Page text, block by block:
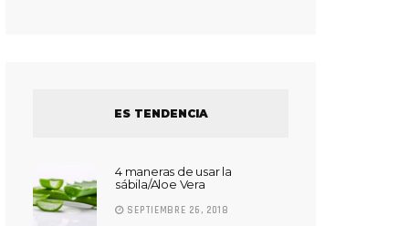
ES TENDENCIA
4 maneras de usar la
sábila/Aloe Vera
SEPTIEMBRE 26, 2018